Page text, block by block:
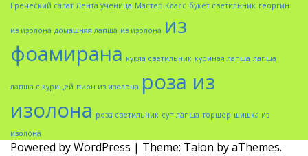
Греческий салат Лента ученица Мастер Класс букет светильник георгин
из изолона домашняя лапша из изолона из
фоамирана кукла светильник куриная лапша лапша
лапша с курицей пион из изолона роза из
изолона роза светильник суп лапша торшер шишка из
изолона
Powered by WordPress | Theme: Talon by aThemes.